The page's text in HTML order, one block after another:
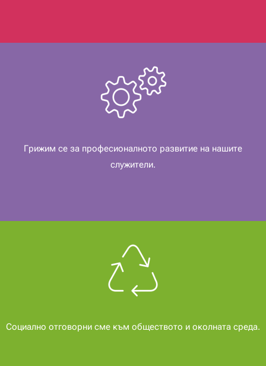
Грижим се за професионалното развитие на нашите
служители.
Социално отговорни сме към обществото и околната среда.